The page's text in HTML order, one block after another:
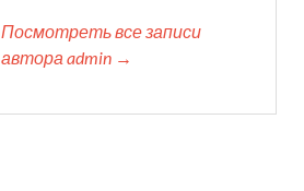
Посмотреть все записи
автора admin →